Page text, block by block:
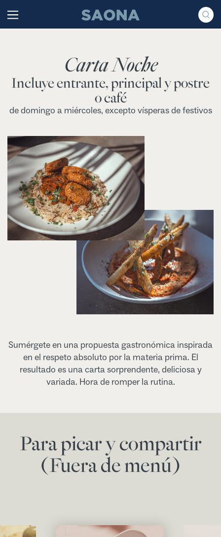
Grupo Saona
Carta Noche
Incluye entrante, principal y postre
o café
de domingo a miércoles, excepto vísperas de festivos
Sumérgete en una propuesta gastronómica inspirada
en el respeto absoluto por la materia prima. El
resultado es una carta sorprendente, deliciosa y
variada. Hora de romper la rutina.
Para picar y compartir
(Fuera de menú)